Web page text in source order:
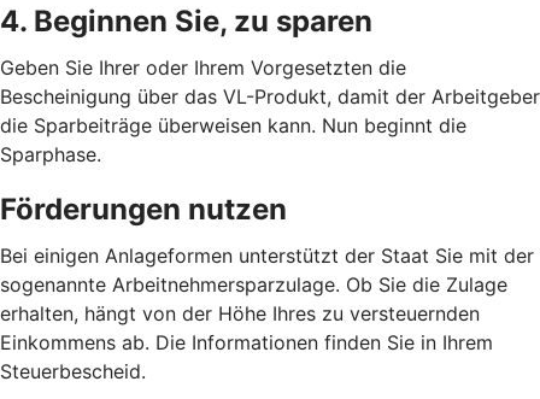
4. Beginnen Sie, zu sparen
Geben Sie Ihrer oder Ihrem Vorgesetzten die
Bescheinigung über das VL-Produkt, damit der Arbeitgeber
die Sparbeiträge überweisen kann. Nun beginnt die
Sparphase.
Förderungen nutzen
Bei einigen Anlageformen unterstützt der Staat Sie mit der
sogenannte Arbeitnehmersparzulage. Ob Sie die Zulage
erhalten, hängt von der Höhe Ihres zu versteuernden
Einkommens ab. Die Informationen finden Sie in Ihrem
Steuerbescheid.